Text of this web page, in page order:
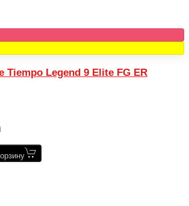
Tiempo Legend 9 Elite FG ER